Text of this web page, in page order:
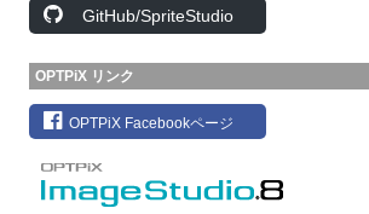
GitHub/SpriteStudio
OPTPiX リンク
OPTPiX Facebookページ